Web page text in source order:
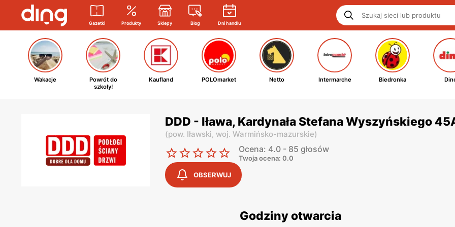
Gazetki Produkty Sklepy Blog Dni handlu
Wakacje
Powrót do
szkoły!
Kaufland POLOmarket Netto Intermarche Biedronka
DDD - Iława, Kardynała Stefana Wyszyńskiego
(pow. Iławski, woj. Warmińsko-mazurskie)
Ocena: 4.0 - 85 głosów
Twoja ocena: 0.0
OBSERWUJ
Godziny otwarcia